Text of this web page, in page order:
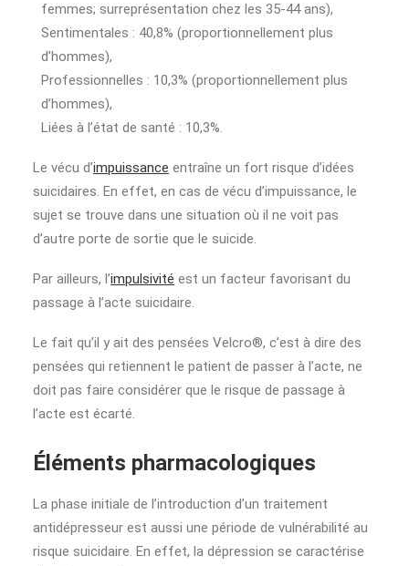
femmes; surreprésentation chez les 35-44 ans),
Sentimentales : 40,8% (proportionnellement plus
d’hommes),
Professionnelles : 10,3% (proportionnellement plus
d’hommes),
Liées à l’état de santé : 10,3%.
Le vécu d’impuissance entraîne un fort risque d’idées
suicidaires. En effet, en cas de vécu d’impuissance, le
sujet se trouve dans une situation où il ne voit pas
d’autre porte de sortie que le suicide.
Par ailleurs, l’impulsivité est un facteur favorisant du
passage à l’acte suicidaire.
Le fait qu’il y ait des pensées Velcro®, c’est à dire des
pensées qui retiennent le patient de passer à l’acte, ne
doit pas faire considérer que le risque de passage à
l’acte est écarté.
Éléments pharmacologiques
La phase initiale de l’introduction d’un traitement
antidépresseur est aussi une période de vulnérabilité au
risque suicidaire. En effet, la dépression se caractérise